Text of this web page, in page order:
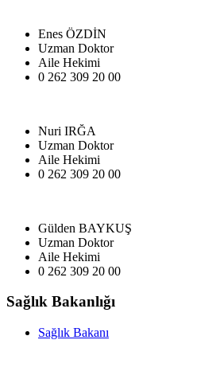
Enes ÖZDİN
Uzman Doktor
Aile Hekimi
0 262 309 20 00
Nuri IRĞA
Uzman Doktor
Aile Hekimi
0 262 309 20 00
Gülden BAYKUŞ
Uzman Doktor
Aile Hekimi
0 262 309 20 00
Sağlık Bakanlığı
Sağlık Bakanı